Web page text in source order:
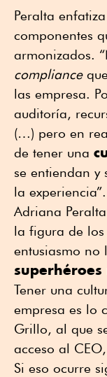
Peralta
componentes
armonizados.
compliance
las empresa.
auditoría,
(…) pero en
de tener una
se entiendan y
la experiencia”.
Adriana
la figura de los
entusiasmo no
Tener una
empresa es lo
Grillo, al que
acceso al
Si eso ocurre